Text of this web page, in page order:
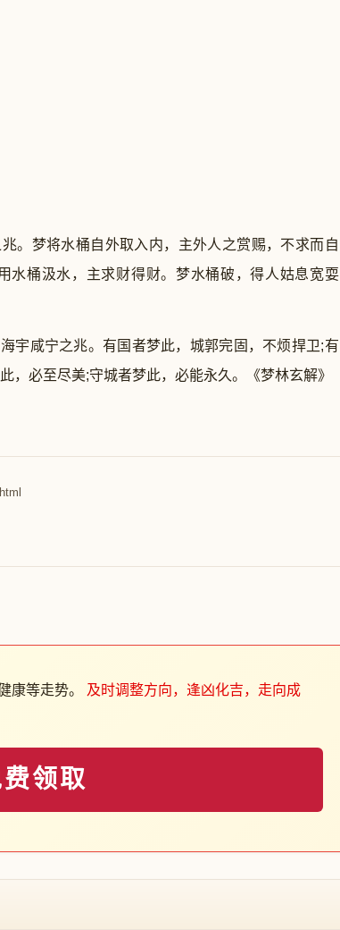
梦将水桶自外取入内，主外人之赏赐，不求而自
水桶汲水，主求财得财。梦水桶破，得人姑息宽耍
咸宁之兆。有国者梦此，城郭完固，不烦捍卫;有
，必至尽美;守城者梦此，必能永久。《梦林玄解》
康等走势。 及时调整方向，逢凶化吉，走向成
领取